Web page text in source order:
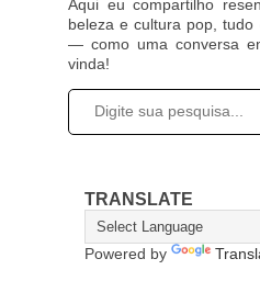
Aqui eu compartilho
beleza e cultura pop,
— como uma conversa
vinda!
TRANSLATE
Powered by